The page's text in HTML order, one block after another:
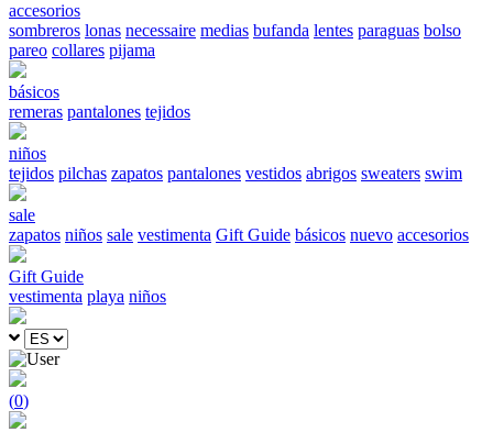
accesorios
sombreros lonas necessaire medias bufanda lentes paraguas bolso
pareo collares pijama
básicos
remeras pantalones tejidos
niños
tejidos pilchas zapatos pantalones vestidos abrigos sweaters swim
sale
zapatos niños sale vestimenta Gift Guide básicos nuevo accesorios
Gift Guide
vestimenta playa niños
(0)